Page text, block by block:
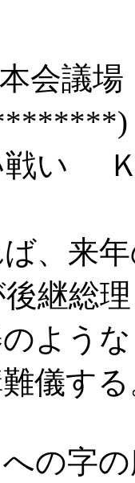
本会議
戦い
、来年
継総
よう
儀す
の字の